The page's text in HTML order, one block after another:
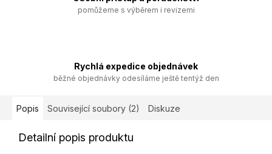
pomůžeme s výběrem i revizemi
Rychlá expedice objednávek
běžné objednávky odesíláme ještě tentýž den
Popis Související soubory (2) Diskuze
Detailní popis produktu